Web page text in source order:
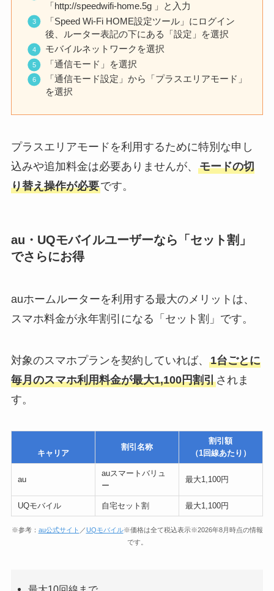
「http://speedwifi-home.5g 」と入力
「Speed Wi-Fi HOME設定ツール」にログイン
後、ルーター表記の下にある「設定」を選択
モバイルネットワークを選択
「通信モード」を選択
「通信モード設定」から「プラスエリアモード」
を選択
プラスエリアモードを利用するために特別な申し
込みや追加料金は必要ありませんが、 モードの切
り替え操作が必要です。
au・UQモバイルユーザーなら「セット割」
でさらにお得
auホームルーターを利用する最大のメリットは、
スマホ料金が永年割引になる「セット割」です。
対象のスマホプランを契約していれば、 1台ごとに
毎月のスマホ利用料金が最大1,100円割引されま
す。
キャリア
割引名称
割引額
（1回線あたり）
au
auスマートバリュ
ー
最大1,100円
UQモバイル 自宅セット割 最大1,100円
※参考： au公式サイト ／UQモバイル※価格は全て税込表示※2026年8月時点の情報
です。